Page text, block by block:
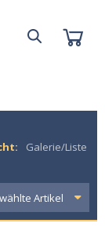
Galerie/Liste